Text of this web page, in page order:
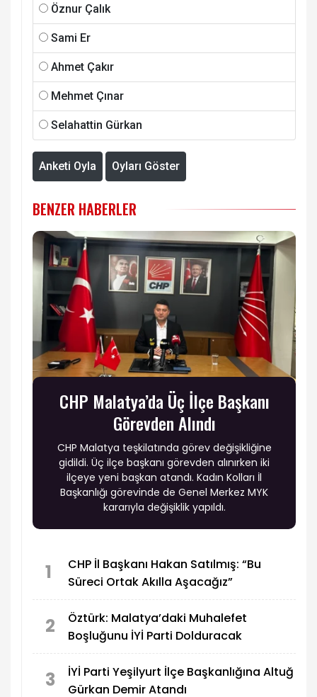
Öznur Çalık
Sami Er
Ahmet Çakır
Mehmet Çınar
Selahattin Gürkan
Anketi Oyla Oyları Göster
BENZER HABERLER
CHP Malatya’da Üç İlçe Başkanı
Görevden Alındı
CHP Malatya teşkilatında görev değişikliğine
gidildi. Üç ilçe başkanı görevden alınırken iki
ilçeye yeni başkan atandı. Kadın Kolları İl
Başkanlığı görevinde de Genel Merkez MYK
kararıyla değişiklik yapıldı.
1
CHP İl Başkanı Hakan Satılmış: “Bu
Süreci Ortak Akılla Aşacağız”
2
Öztürk: Malatya’daki Muhalefet
Boşluğunu İYİ Parti Dolduracak
3
İYİ Parti Yeşilyurt İlçe Başkanlığına Altuğ
Gürkan Demir Atandı